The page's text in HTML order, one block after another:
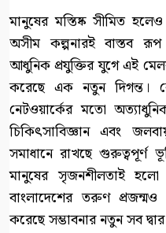
মানুষের মস্তিষ্ক সীমিত
অসীম কল্পনারই বাস্তব
আধুনিক প্রযুক্তির যুগে এই
করেছে এক নতুন দিগন্ত।
নেটওয়ার্কের মতো
চিকিৎসাবিজ্ঞান এবং
সমাধানে রাখছে গুরুত্বপূর্ণ
মানুষের সৃজনশীলতাই
বাংলাদেশের তরুণ প্রজন্মও
করেছে সম্ভাবনার নতুন সব